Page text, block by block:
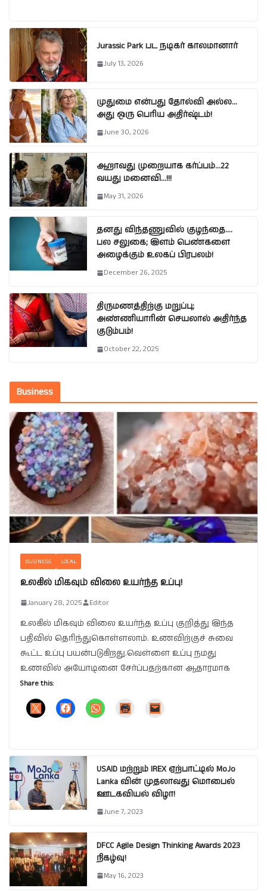
Jurassic Park பட நடிகர் காலமானார்
July 13, 2026
முதுமை என்பது தோல்வி அல்ல…
அது ஒரு பெரிய அதிர்ஷ்டம்!
June 30, 2026
ஆறாவது முறையாக கர்ப்பம்…22
வயது மனைவி…!!!
May 31, 2026
தனது விந்தணுவில் குழந்தை….
பல சலுகை; இளம் பெண்களை
அழைக்கும் உலகப் பிரபலம்!
December 26, 2025
திருமணத்திற்கு மறுப்பு;
அண்ணியாரின் செயலால் அதிர்ந்த
குடும்பம்!
October 22, 2025
Business
BUSINESS LOCAL
உலகில் மிகவும் விலை உயர்ந்த உப்பு!
January 28, 2025 Editor
உலகில் மிகவும் விலை உயர்ந்த உப்பு குறித்து இந்த
பதிவில் தெரிந்துகொள்ளலாம். உணவிற்குச் சுவை
கூட்ட உப்பு பயன்படுகிறது.வெள்ளை உப்பு நமது
உணவில் அயோடினை சேர்ப்பதற்கான ஆதாரமாக
Share this:
USAID மற்றும் IREX ஏற்பாட்டில் MoJo
Lanka வின் முதலாவது மொபைல்
ஊடகவியல் விழா!
June 7, 2023
DFCC Agile Design Thinking Awards 2023
நிகழ்வு!
May 16, 2023